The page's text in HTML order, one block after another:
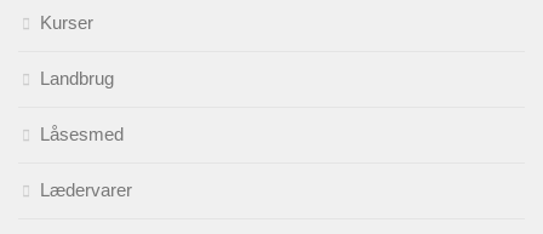
Kurser
Landbrug
Låsesmed
Lædervarer